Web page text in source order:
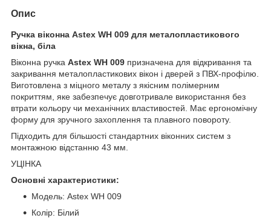
Опис
Ручка віконна Astex WH 009 для металопластикового
вікна, біла
Віконна ручка Astex WH 009 призначена для відкривання та
закривання металопластикових вікон і дверей з ПВХ-профілю.
Виготовлена з міцного металу з якісним полімерним
покриттям, яке забезпечує довготривале використання без
втрати кольору чи механічних властивостей. Має ергономічну
форму для зручного захоплення та плавного повороту.
Підходить для більшості стандартних віконних систем з
монтажною відстанню 43 мм.
УЦІНКА
Основні характеристики:
Модель: Astex WH 009
Колір: Білий